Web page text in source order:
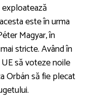
este în urma
Magyar, în
stricte. Având în
să voteze noile
Orbán să fie plecat